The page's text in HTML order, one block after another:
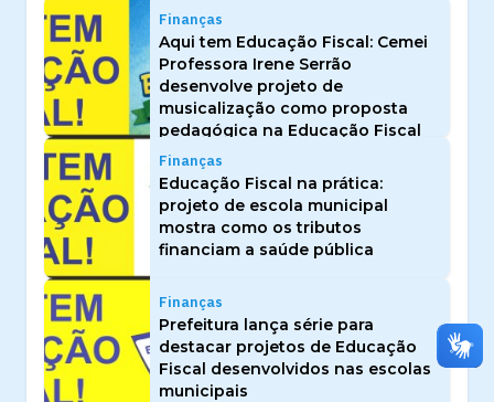
Finanças
Aqui tem Educação Fiscal: Cemei
Professora Irene Serrão
desenvolve projeto de
musicalização como proposta
pedagógica na Educação Fiscal
Finanças
Educação Fiscal na prática:
projeto de escola municipal
mostra como os tributos
financiam a saúde pública
Finanças
Prefeitura lança série para
destacar projetos de Educação
Fiscal desenvolvidos nas escolas
municipais